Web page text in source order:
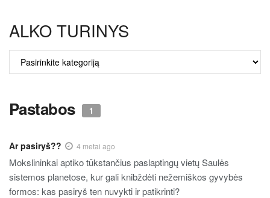
ALKO TURINYS
TURINYS
Pastabos 1
Ar pasiryš?? 4 metai ago
Mokslininkai aptiko tūkstančius paslaptingų vietų Saulės
sistemos planetose, kur gali knibždėti nežemiškos gyvybės
formos: kas pasiryš ten nuvykti ir patikrinti?